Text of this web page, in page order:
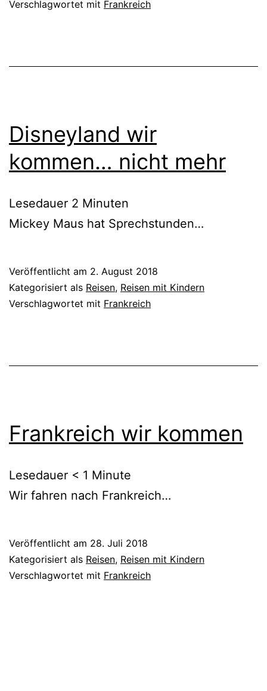
Verschlagwortet mit Frankreich
Disneyland wir
kommen… nicht mehr
Lesedauer 2 Minuten
Mickey Maus hat Sprechstunden…
Veröffentlicht am 2. August 2018
Kategorisiert als Reisen, Reisen mit Kindern
Verschlagwortet mit Frankreich
Frankreich wir kommen
Lesedauer < 1 Minute
Wir fahren nach Frankreich…
Veröffentlicht am 28. Juli 2018
Kategorisiert als Reisen, Reisen mit Kindern
Verschlagwortet mit Frankreich